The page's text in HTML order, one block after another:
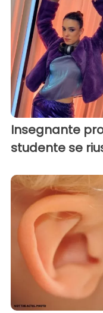
Insegnante
studente se